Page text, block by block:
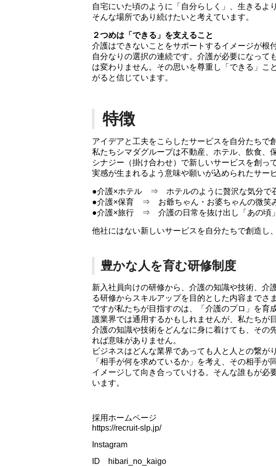
自宅にいた頃のように「自分らしく」、生きるよ
そんな場所であり続けたいと考えています。
２つめは「できる」を支えること
介護はできないことをサポートするイメージが根
自分なりの選択の連続です。介護が必要になって
は変わりません。その思いを尊重し「できる」こ
がると信じています。
特徴
アイデアと工夫をこらしたサービスを自分たちで
私たちシマダグループは不動産、ホテル、飲食、
シナジー（掛け合わせ）で新しいサービスを創っ
実感が生まれるよう意味や願いが込められたサー
●介護×ホテル ⇒ ホテルのように贅沢な気分で
●介護×保育 ⇒ お爺ちゃん・お婆ちゃんの微笑
●介護×旅行 ⇒ 介護の日常を抜け出し「あの頃
他社にはない新しいサービスを自分たちで創造し
豊かな人を育む研修制度
新入社員向けの研修から、介護の知識や技術、介
る研修からスキルアップを目的とした内容までさ
ですが私たちが目指すのは、「介護のプロ」を育
護業界では通用するかもしれませんが、私たちが
介護の知識や技術をどんなに身に着けても、その
れば意味がありません。
ビジネスはどんな業界であっても人と人との繋が
「相手が何を求めているか」を考え、その相手
イメージして向き合っていける。そんな誰もが必
います。
採用ホームページ
https://recruit-slp.jp/
Instagram
ID hibari_no_kaigo